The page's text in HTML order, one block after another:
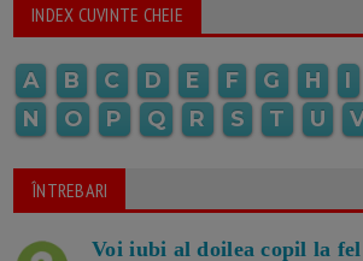
INDEX CUVINTE CHEIE
A B C D E F G H I
N
O P Q R S T U
ÎNTREBARI
Voi iubi al doilea copil la